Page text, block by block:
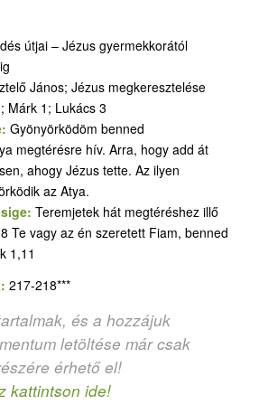
útjai – Jézus gyermekkorától
János; Jézus megkeresztelése
Márk 1; Lukács 3
Gyönyörködöm benned
megtérésre hív. Arra, hogy add át
ahogy Jézus tette. Az ilyen
az Atya.
Teremjetek hát megtéréshez illő
Te vagy az én szeretett Fiam, benned
1,11
217-218***
és a hozzájuk
letöltése már csak
érhető el!
kattintson ide!